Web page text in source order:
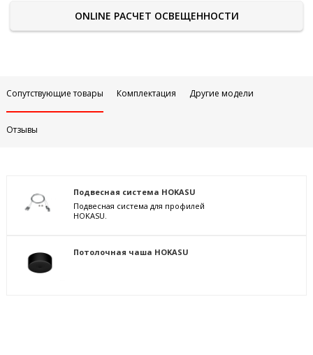
ONLINE РАСЧЕТ ОСВЕЩЕННОСТИ
Сопутствующие товары Комплектация Другие модели
Отзывы
Подвесная система HOKASU
Подвесная система для профилей
HOKASU.
Потолочная чаша HOKASU